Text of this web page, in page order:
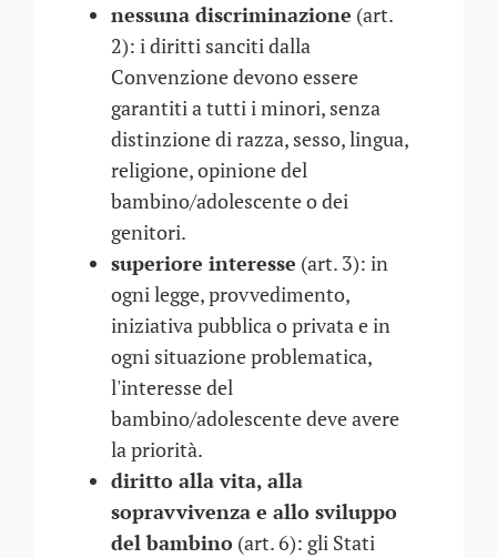
nessuna discriminazione (art.
2): i diritti sanciti dalla
Convenzione devono essere
garantiti a tutti i minori, senza
distinzione di razza, sesso, lingua,
religione, opinione del
bambino/adolescente o dei
genitori.
superiore interesse (art. 3): in
ogni legge, provvedimento,
iniziativa pubblica o privata e in
ogni situazione problematica,
l'interesse del
bambino/adolescente deve avere
la priorità.
diritto alla vita, alla
sopravvivenza e allo sviluppo
del bambino (art. 6): gli Stati